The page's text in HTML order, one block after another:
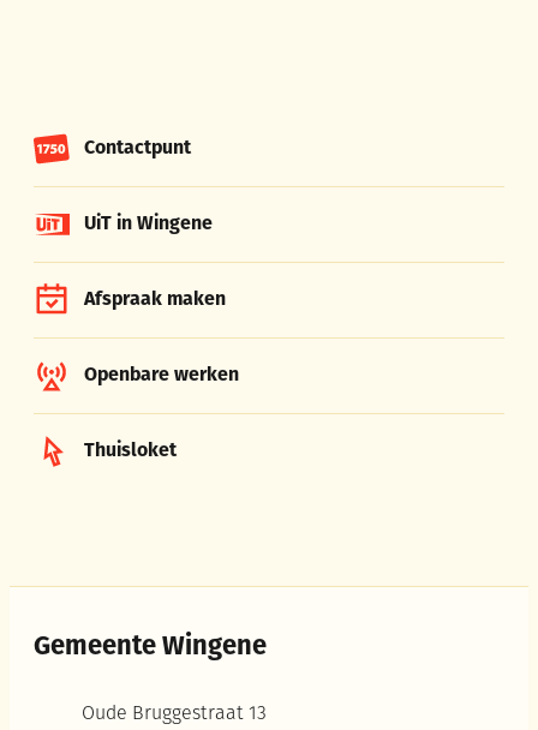
Contactpunt
UiT in Wingene
Afspraak maken
Openbare werken
Thuisloket
Gemeente Wingene
Oude Bruggestraat 13